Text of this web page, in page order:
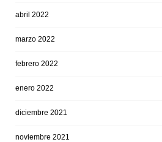
abril 2022
marzo 2022
febrero 2022
enero 2022
diciembre 2021
noviembre 2021